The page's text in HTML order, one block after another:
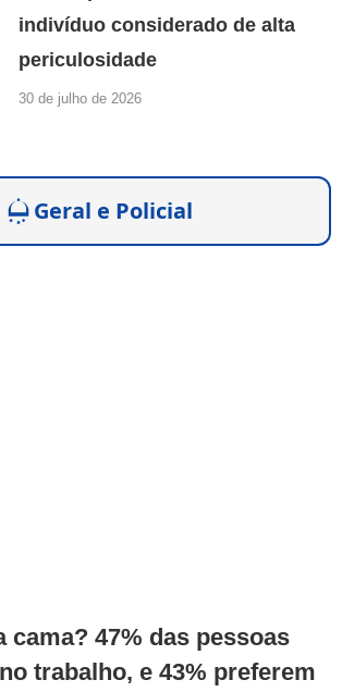
indivíduo considerado de alta
periculosidade
30 de julho de 2026
Geral e Policial
cama? 47% das pessoas
trabalho, e 43% preferem